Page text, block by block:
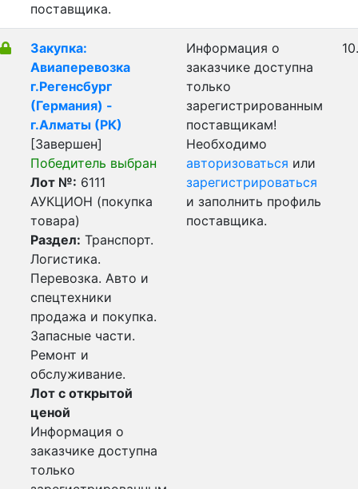
поставщика.
Закупка:
Авиаперевозка
г.Регенсбург
(Германия) -
г.Алматы (РК)
[Завершен]
Победитель выбран
Лот №: 6111
АУКЦИОН (покупка
товара)
Раздел: Транспорт.
Логистика.
Перевозка. Авто и
спецтехники
продажа и покупка.
Запасные части.
Ремонт и
обслуживание.
Лот с открытой
ценой
Информация о
заказчике доступна
только
Информация о
заказчике доступна
только
зарегистрированным
поставщикам!
Необходимо
авторизоваться или
зарегистрироваться
и заполнить профиль
поставщика.